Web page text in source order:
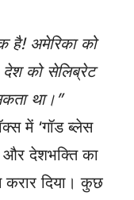
है! अमेरिका को
देश को सेलिब्रेट
था।”
में ‘गॉड ब्लेस
और देशभक्ति का
दिया। कुछ